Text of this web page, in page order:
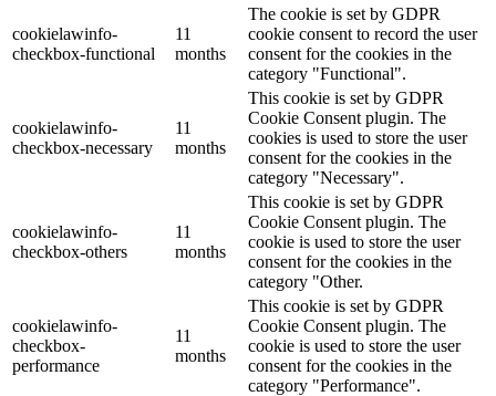
cookielawinfo-
checkbox-functional
11
months
The cookie is set by GDPR
cookie consent to record the user
consent for the cookies in the
category "Functional".
cookielawinfo-
checkbox-necessary
11
months
This cookie is set by GDPR
Cookie Consent plugin. The
cookies is used to store the user
consent for the cookies in the
category "Necessary".
cookielawinfo-
checkbox-others
11
months
This cookie is set by GDPR
Cookie Consent plugin. The
cookie is used to store the user
consent for the cookies in the
category "Other.
cookielawinfo-
checkbox-
performance
11
months
This cookie is set by GDPR
Cookie Consent plugin. The
cookie is used to store the user
consent for the cookies in the
category "Performance".